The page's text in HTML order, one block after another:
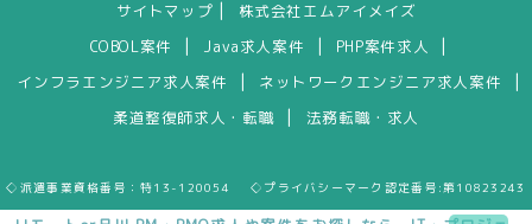
サイトマップ
株式会社エムアイメイズ
COBOL案件
Java求人案件 PHP案件求人
インフラエンジニア求人案件 ネットワークエンジニア求人案件
柔道整復師求人・転職 法務転職・求人
◇派遣事業資格番号：特13-120054 ◇プライバシーマーク認定番号:第10823243